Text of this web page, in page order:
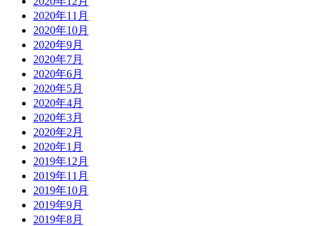
2020年11月
2020年10月
2020年9月
2020年7月
2020年6月
2020年5月
2020年4月
2020年3月
2020年2月
2020年1月
2019年12月
2019年11月
2019年10月
2019年9月
2019年8月